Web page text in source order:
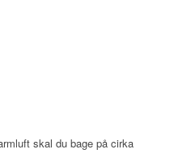
skal du bage på cirka